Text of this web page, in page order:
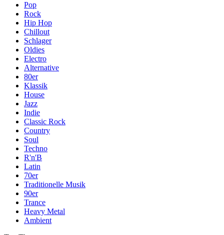
Pop
Rock
Hip Hop
Chillout
Schlager
Oldies
Electro
Alternative
80er
Klassik
House
Jazz
Indie
Classic Rock
Country
Soul
Techno
R'n'B
Latin
70er
Traditionelle Musik
90er
Trance
Heavy Metal
Ambient